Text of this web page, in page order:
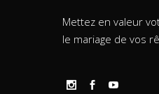
Mettez en valeur
le mariage de vos